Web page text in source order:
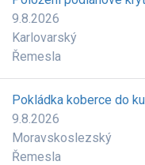
9.8.2026
Karlovarský
Řemesla
Pokládka koberce do
9.8.2026
Moravskoslezský
Řemesla